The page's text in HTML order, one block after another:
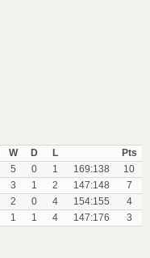
W D L
Pts
5 0 1 169:138
10
3 1 2 147:148
7
2 0 4 154:155
4
1 1 4 147:176 3